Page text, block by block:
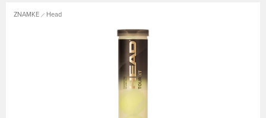
ZNAMKE Head